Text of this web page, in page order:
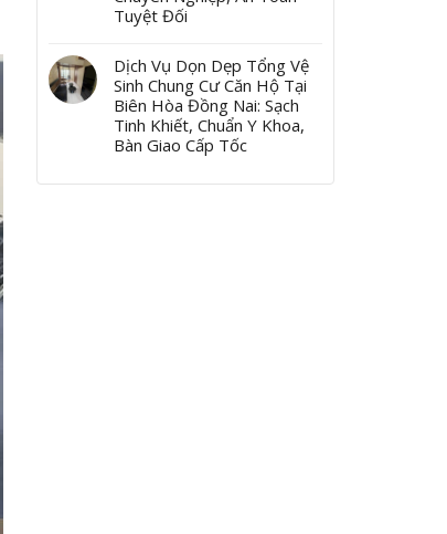
Tuyệt Đối
Dịch Vụ Dọn Dẹp Tổng Vệ
Sinh Chung Cư Căn Hộ Tại
Biên Hòa Đồng Nai: Sạch
Tinh Khiết, Chuẩn Y Khoa,
Bàn Giao Cấp Tốc